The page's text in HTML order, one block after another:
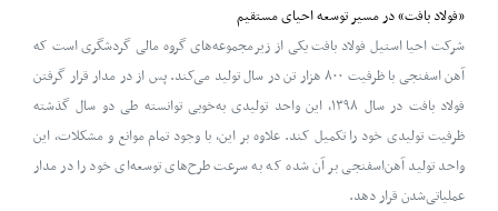
«فولاد بافت» در مسیر توسعه احیای مستقیم
شرکت احیا استیل فولاد بافت یکی از زیرمجموعه‌های گروه مالی گردشگری است که
آهن اسفنجی با ظرفیت ۸۰۰ هزار تن در سال تولید می‌کند. پس از در مدار قرار گرفتن
فولاد بافت در سال ۱۳۹۸، این واحد تولیدی به‌خوبی توانسته طی دو سال گذشته
ظرفیت تولیدی خود را تکمیل کند. علاوه بر این، با وجود تمام موانع و مشکلات، این
واحد تولید آهن‌اسفنجی بر آن شده که به سرعت طرح‌های توسعه‌ای خود را در مدار
عملیاتی‌شدن قرار دهد.